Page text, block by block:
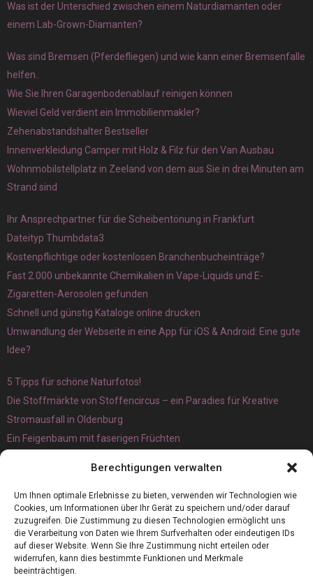
Berechtigungen verwalten
Um Ihnen optimale Erlebnisse zu bieten, verwenden wir Technologien wie
Cookies, um Informationen über Ihr Gerät zu speichern und/oder darauf
zuzugreifen. Die Zustimmung zu diesen Technologien ermöglicht uns
die Verarbeitung von Daten wie Ihrem Surfverhalten oder eindeutigen IDs
auf dieser Website. Wenn Sie Ihre Zustimmung nicht erteilen oder
widerrufen, kann dies bestimmte Funktionen und Merkmale
beeinträchtigen.
Was ist der Unterschied zwischen einem Naturdiamanten oder
einem Lab-Grown-Diamanten?
Was sind Bremsen (Pferdefliegen) und wie kann einer Bremsenfalle
helfen..
Wie Sie Ihren Garagenbodenablauf reinigen können
Wieviel Geld verdient ein Immobilienmakler?
Zehenabstandshalter Bestseller
Innenverkleidung Camper mit Holz & Filz für den Van Ausbau
Wohnmobilstellplatz in Zeeland von dem aus Sie in drei Minuten am
Strand sind
Ihr Ansprechpartner für die Scheibentönung in Frankfurt
Dateityp Thumbdata3
Kostenpflichtige oder kostenlosen Branchenbucheinträge?
Fast 2.000 unbekannte Chemikalien in Vape-Liquids und E-
Zigaretten-Aerosolen gefunden
Schnell und günstig Kataloge online drucken
Umwandlung der Webseite in eine App für iOS & Android: Eine gute
Idee?
5 Tipps für schöne Naturfotos!
Die Stoffmärkte von Stoffencircus – ein Paradies für Kreative
Stromausfall in Oldenburg
Ein Feigenbaum mit faserigen Früchten
Magnetangeln